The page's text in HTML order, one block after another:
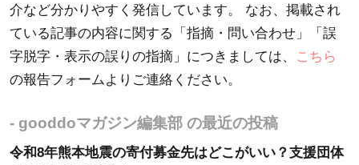
介など分かりやすく発信しています。 なお、掲載され
ている記事の内容に関する「指摘・問い合わせ」「誤
字脱字・表示の誤りの指摘」につきましては、
こちら
の報告フォームよりご連絡ください。
- gooddoマガジン編集部 の最近の投稿
令和8年熊本地震の寄付募金先はどこがいい？支援団体